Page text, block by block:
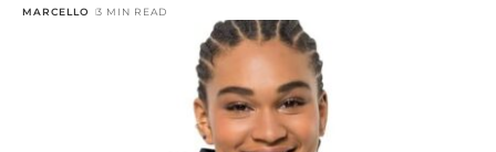
MARCELLO 3 MIN READ